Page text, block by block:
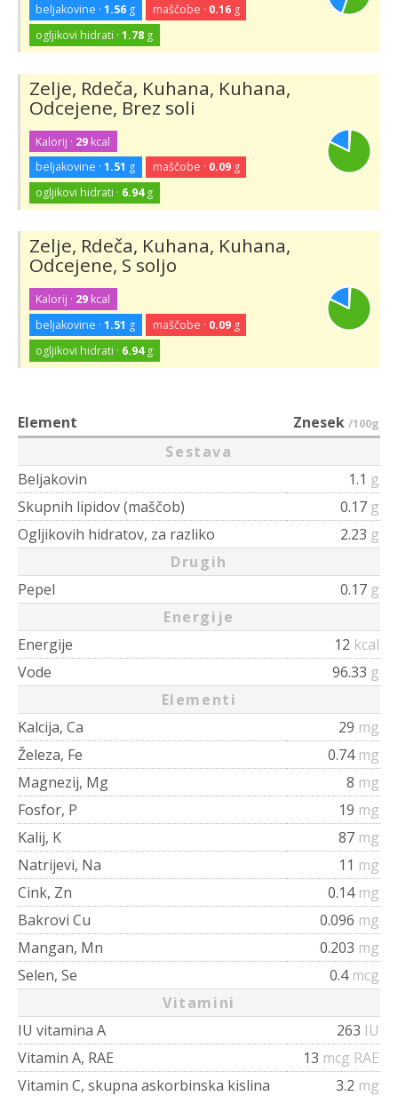
beljakovine ·1.56 g maščobe · 0.16g
ogljikovi hidrati ·1.78 g
Zelje, Rdeča, Kuhana, Kuhana,
Odcejene, Brez soli
Kalorij · 29 kcal
beljakovine ·1.51 g maščobe · 0.09g
ogljikovi hidrati · 6.94g
Zelje, Rdeča, Kuhana, Kuhana,
Odcejene, S soljo
Kalorij · 29 kcal
beljakovine ·1.51 g maščobe · 0.09g
ogljikovi hidrati · 6.94g
Element Znesek /100g
Sestava
Beljakovin
1.1 g
Skupnih lipidov (maščob)
0.17 g
Ogljikovih hidratov, za razliko
2.23 g
Drugih
Pepel
0.17 g
Energije
Energije
12 kcal
Vode
96.33 g
Elementi
Kalcija, Ca
29 mg
Železa, Fe
0.74 mg
Magnezij, Mg
8 mg
Fosfor, P
19 mg
Kalij, K
87 mg
Natrijevi, Na
11 mg
Cink, Zn
0.14 mg
Bakrovi Cu
0.096 mg
Mangan, Mn
0.203 mg
Selen, Se
0.4 mcg
Vitamini
IU vitamina A
263 IU
Vitamin A, RAE
13 mcg RAE
Vitamin C, skupna askorbinska kislina
3.2 mg